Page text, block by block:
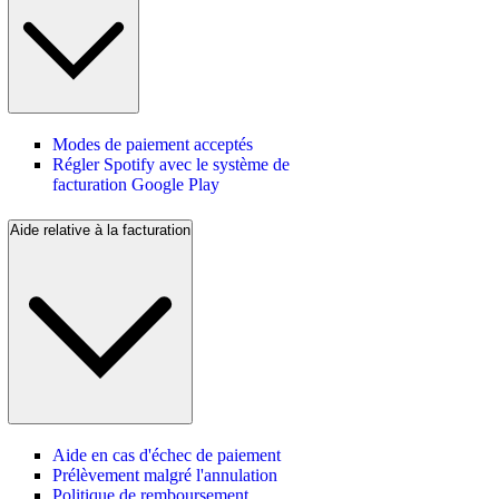
Modes de paiement acceptés
Régler Spotify avec le système de
facturation Google Play
Aide relative à la facturation
Aide en cas d'échec de paiement
Prélèvement malgré l'annulation
Politique de remboursement